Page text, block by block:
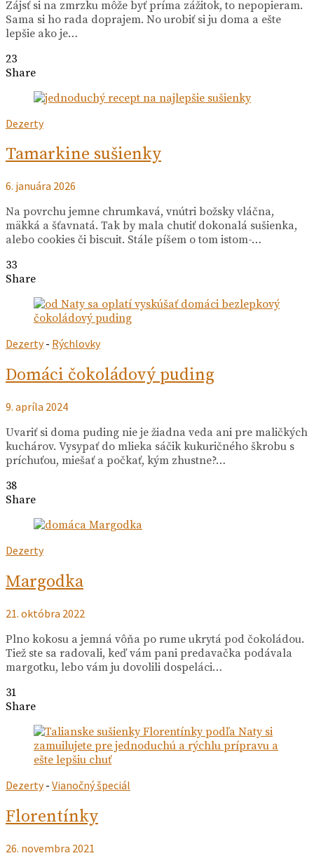
Zájsť si na zmrzku môže byť príma zážitok, to nepopieram.
Sama si ho rada doprajem. No urobiť si ju doma a ešte
lepšie ako je…
23
Share
Dezerty
Tamarkine sušienky
6. januára 2026
Na povrchu jemne chrumkavá, vnútri božsky vláčna,
mäkká a šťavnatá. Tak by mala chutiť dokonalá sušienka,
alebo cookies či biscuit. Stále píšem o tom istom-…
33
Share
Dezerty- Rýchlovky
Domáci čokoládový puding
9. apríla 2024
Uvariť si doma puding nie je žiadna veda ani pre maličkých
kuchárov. Vysypať do mlieka sáčik kukuričného škrobu s
príchuťou, miešať a počkať, kým zhustne?…
38
Share
Dezerty
Margodka
21. októbra 2022
Plno kokosu a jemná vôňa po rume ukrytá pod čokoládou.
Tiež ste sa radovali, keď vám pani predavačka podávala
margotku, lebo vám ju dovolili dospeláci…
31
Share
Dezerty- Vianočný špeciál
Florentínky
26. novembra 2021